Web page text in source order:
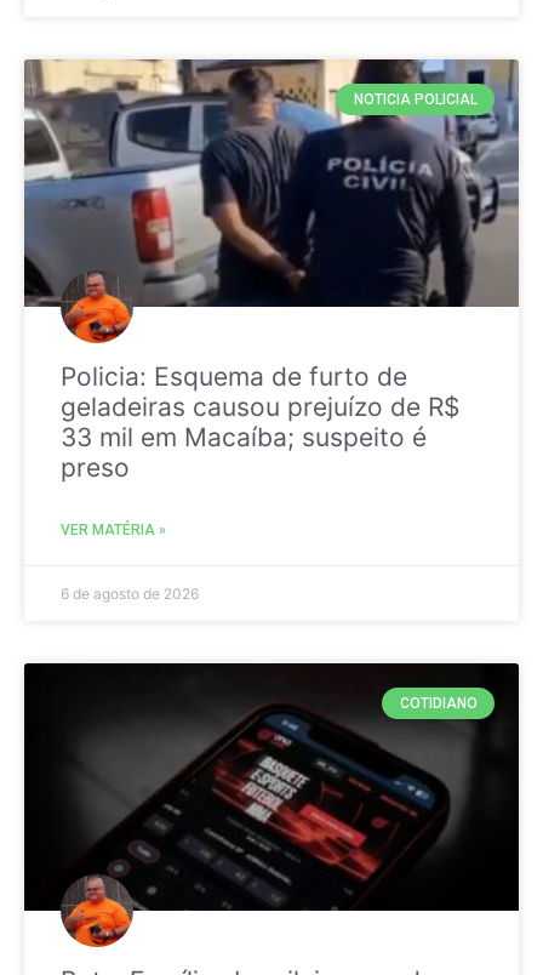
NOTICIA POLICIAL
Policia: Esquema de furto de
geladeiras causou prejuízo de R$
33 mil em Macaíba; suspeito é
preso
VER MATÉRIA »
6 de agosto de 2026
COTIDIANO